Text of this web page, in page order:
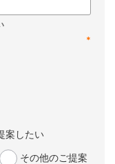
*
案したい
その他のご提案